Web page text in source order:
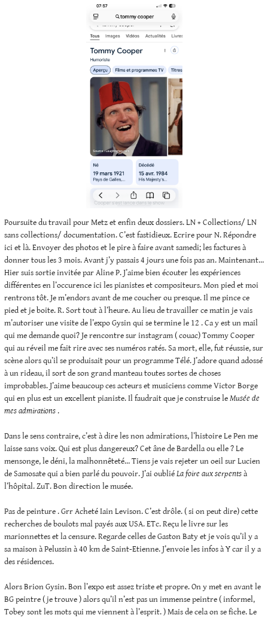
Poursuite du travail pour Metz et enfin deux dossiers. LN + Collections/ LN
sans collections/ documentation. C’est fastidieux. Ecrire pour N. Répondre
ici et là. Envoyer des photos et le pire à faire avant samedi; les factures à
donner tous les 3 mois. Avant j’y passais 4 jours une fois pas an. Maintenant…
Hier suis sortie invitée par Aline P. J’aime bien écouter les expériences
différentes en l’occurence ici les pianistes et compositeurs. Mon pied et moi
rentrons tôt. Je m’endors avant de me coucher ou presque. Il me pince ce
pied et je boite. R. Sort tout à l’heure. Au lieu de travailler ce matin je vais
m’autoriser une visite de l’expo Gysin qui se termine le 12 . Ca y est un mail
qui me demande quoi? Je rencontre sur instagram ( couac) Tommy Cooper
qui au réveil me fait rire avec ses numéros ratés. Sa mort, elle, fut réussie, sur
scène alors qu’il se produisait pour un programme Télé. J’adore quand adossé
à un rideau, il sort de son grand manteau toutes sortes de choses
improbables. J’aime beaucoup ces acteurs et musiciens comme Victor Borge
qui en plus est un excellent pianiste. Il faudrait que je construise leMusée de
mes admirations .
Dans le sens contraire, c’est à dire les non admirations, l’histoire Le Pen me
laisse sans voix. Qui est plus dangereux? Cet âne de Bardella ou elle ? Le
mensonge, le déni, la malhonnêteté… Tiens je vais rejeter un oeil sur Lucien
de Samosate qui a bien parlé du pouvoir. J’ai oubliéLa foire aux serpentsà
l’hôpital. ZuT. Bon direction le musée.
Pas de peinture . Grr Acheté Iain Levison. C’est drôle. ( si on peut dire) cette
recherches de boulots mal payés aux USA. ETc. Reçu le livre sur les
marionnettes et la censure. Regarde celles de Gaston Baty et je vois qu’il y a
sa maison à Pelussin à 40 km de Saint-Etienne. J’envoie les infos à Y car il y a
des résidences.
Alors Brion Gysin. Bon l’expo est assez triste et propre. On y met en avant le
BG peintre ( je trouve ) alors qu’il n’est pas un immense peintre ( informel,
Tobey sont les mots qui me viennent à l’esprit. ) Mais de cela on se fiche. Le